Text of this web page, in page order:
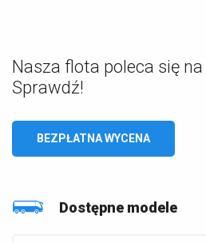
Nasza flota poleca się
Sprawdź!
BEZPŁATNA WYCENA
Dostępne modele